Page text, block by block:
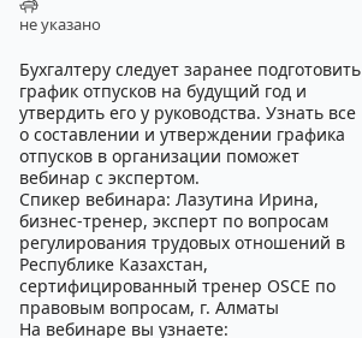
не указано
Бухгалтеру следует заранее подготовить
график отпусков на будущий год и
утвердить его у руководства. Узнать все
о составлении и утверждении графика
отпусков в организации поможет
вебинар с экспертом.
Спикер вебинара: Лазутина Ирина,
бизнес-тренер, эксперт по вопросам
регулирования трудовых отношений в
Республике Казахстан,
сертифицированный тренер ОSCЕ по
правовым вопросам, г. Алматы
На вебинаре вы узнаете: